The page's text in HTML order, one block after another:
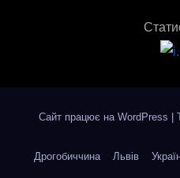
Сайт працює на WordPress
Дрогобиччина Львів